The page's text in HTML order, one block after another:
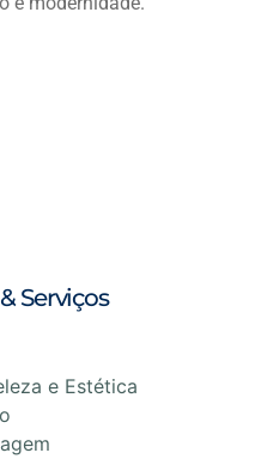
Serviços
e Estética